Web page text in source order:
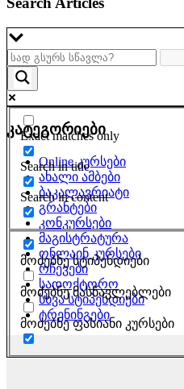
Exact matches only
Search in title
Search in content
მოძებნე სტიპენდიები
მოძებნე მასწავლებლები
მოძებნე ფასიანი კურსები
კატეგორიები
Online კურსები
ახალი ამბები
ბაკალავრიატი
გრანტები
კონკურსები
მაგისტრატურა
ონლაინ კურსები
რჩევები
სადოქტორო
სხვა სტიპენდიები
ტრენინგები